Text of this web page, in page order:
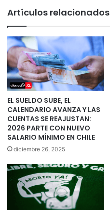
Artículos relacionados
EL SUELDO SUBE, EL
CALENDARIO AVANZA Y LAS
CUENTAS SE REAJUSTAN:
2026 PARTE CON NUEVO
SALARIO MÍNIMO EN CHILE
diciembre 26, 2025